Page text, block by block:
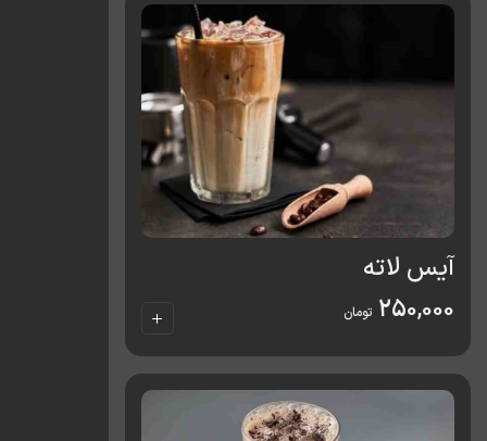
آیس لاته
250,000 تومان